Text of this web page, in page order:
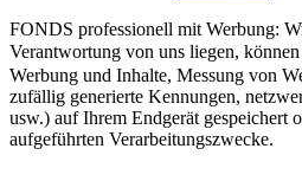
FONDS professionell mit Werbung:
Verantwortung von uns liegen,
Werbung und Inhalte, Messung von
zufällig generierte Kennungen,
usw.) auf Ihrem Endgerät gespeichert
aufgeführten Verarbeitungszwecke.